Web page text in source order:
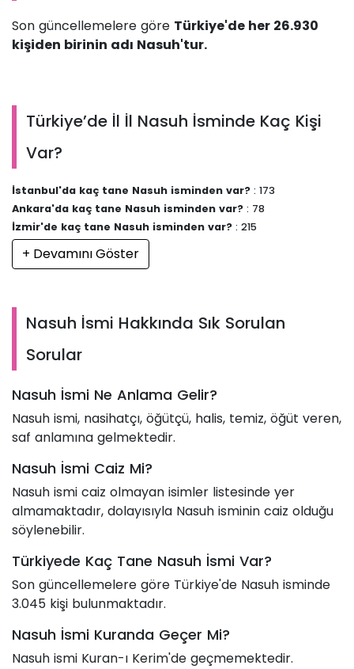
Son güncellemelere göre Türkiye'de her 26.930
kişiden birinin adı Nasuh'tur.
Türkiye’de İl İl Nasuh İsminde Kaç Kişi
Var?
İstanbul'da kaç tane Nasuh isminden var? : 173
Ankara'da kaç tane Nasuh isminden var? : 78
İzmir'de kaç tane Nasuh isminden var? : 215
+ Devamını Göster
Nasuh İsmi Hakkında Sık Sorulan
Sorular
Nasuh İsmi Ne Anlama Gelir?
Nasuh ismi, nasihatçı, öğütçü, halis, temiz, öğüt veren,
saf anlamına gelmektedir.
Nasuh İsmi Caiz Mi?
Nasuh ismi caiz olmayan isimler listesinde yer
almamaktadır, dolayısıyla Nasuh isminin caiz olduğu
söylenebilir.
Türkiyede Kaç Tane Nasuh İsmi Var?
Son güncellemelere göre Türkiye'de Nasuh isminde
3.045 kişi bulunmaktadır.
Nasuh İsmi Kuranda Geçer Mi?
Nasuh ismi Kuran-ı Kerim'de geçmemektedir.